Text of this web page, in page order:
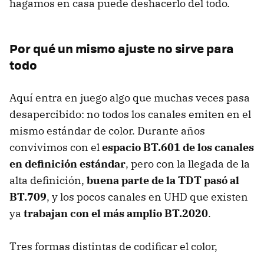
hagamos en casa puede deshacerlo del todo.
Por qué un mismo ajuste no sirve para
todo
Aquí entra en juego algo que muchas veces pasa
desapercibido: no todos los canales emiten en el
mismo estándar de color. Durante años
convivimos con elespacio BT.601 de los canales
en definición estándar, pero con la llegada de la
alta definición, buena parte de la TDT pasó al
BT.709, y los pocos canales en UHD que existen
ya trabajan con el más amplio BT.2020.
Tres formas distintas de codificar el color,